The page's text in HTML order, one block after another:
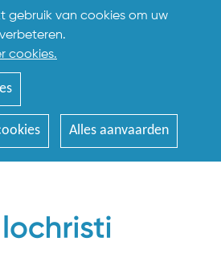
gebruik van cookies om uw
cookies.
Alles aanvaarden